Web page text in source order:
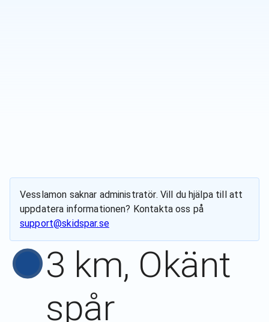
Vesslamon saknar administratör. Vill du hjälpa till att
uppdatera informationen? Kontakta oss på
support@skidspar.se
3 km, Okänt
spår